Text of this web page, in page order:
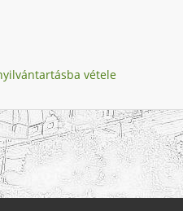
vétele